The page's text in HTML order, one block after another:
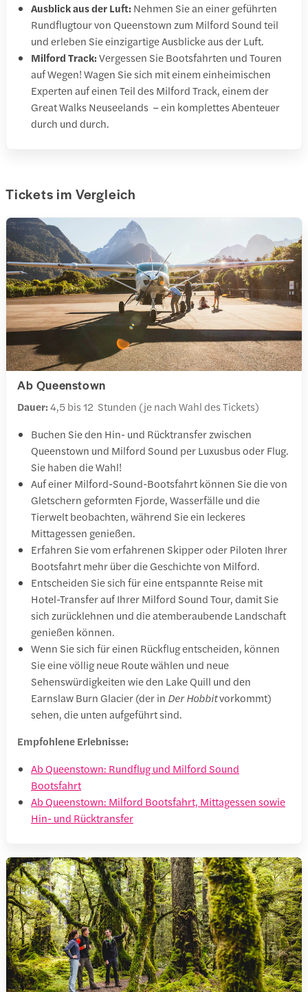
Ausblick aus der Luft: Nehmen Sie an einer geführten
Rundflugtour von Queenstown zum Milford Sound teil
und erleben Sie einzigartige Ausblicke aus der Luft.
Milford Track:Vergessen Sie Bootsfahrten und Touren
auf Wegen! Wagen Sie sich mit einem einheimischen
Experten auf einen Teil des Milford Track, einem der
Great Walks Neuseelands – ein komplettes Abenteuer
durch und durch.
Tickets im Vergleich
Ab Queenstown
Dauer:4,5 bis 12 Stunden (je nach Wahl des Tickets)
Buchen Sie den Hin- und Rücktransfer zwischen
Queenstown und Milford Sound per Luxusbus oder Flug.
Sie haben die Wahl!
Auf einer Milford-Sound-Bootsfahrt können Sie die von
Gletschern geformten Fjorde, Wasserfälle und die
Tierwelt beobachten, während Sie ein leckeres
Mittagessen genießen.
Erfahren Sie vom erfahrenen Skipper oder Piloten Ihrer
Bootsfahrt mehr über die Geschichte von Milford.
Entscheiden Sie sich für eine entspannte Reise mit
Hotel-Transfer auf Ihrer Milford Sound Tour, damit Sie
sich zurücklehnen und die atemberaubende Landschaft
genießen können.
Wenn Sie sich für einen Rückflug entscheiden, können
Sie eine völlig neue Route wählen und neue
Sehenswürdigkeiten wie den Lake Quill und den
Earnslaw Burn Glacier (der in Der Hobbitvorkommt)
sehen, die unten aufgeführt sind.
Empfohlene Erlebnisse:
Ab Queenstown: Rundflug und Milford Sound
Bootsfahrt
Ab Queenstown: Milford Bootsfahrt, Mittagessen sowie
Hin- und Rücktransfer